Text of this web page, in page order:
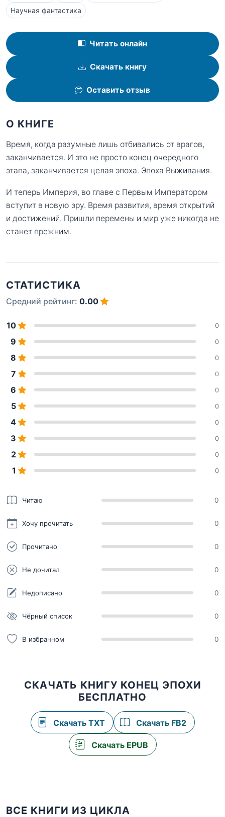
Научная фантастика
Читать онлайн
Скачать книгу
Оставить отзыв
О КНИГЕ
Время, когда разумные лишь отбивались от врагов,
заканчивается. И это не просто конец очередного
этапа, заканчивается целая эпоха. Эпоха Выживания.
И теперь Империя, во главе с Первым Императором
вступит в новую эру. Время развития, время открытий
и достижений. Пришли перемены и мир уже никогда не
станет прежним.
СТАТИСТИКА
Средний рейтинг: 0.00
10 0
9 0
8 0
7 0
6 0
5 0
4 0
3 0
2 0
1 0
Читаю 0
Хочу прочитать 0
Прочитано 0
Не дочитал 0
Недописано 0
Чёрный список 0
В избранном 0
СКАЧАТЬ КНИГУ КОНЕЦ ЭПОХИ
БЕСПЛАТНО
Скачать TXT Скачать FB2
Скачать EPUB
ВСЕ КНИГИ ИЗ ЦИКЛА